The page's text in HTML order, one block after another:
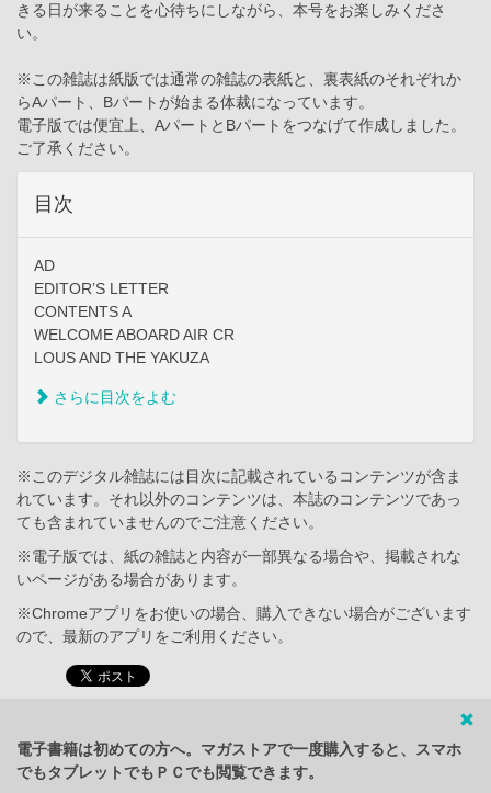
きる日が来ることを心待ちにしながら、本号をお楽しみくださ
い。
※この雑誌は紙版では通常の雑誌の表紙と、裏表紙のそれぞれか
らAパート、Bパートが始まる体裁になっています。
電子版では便宜上、AパートとBパートをつなげて作成しました。
ご了承ください。
目次
AD
EDITOR’S LETTER
CONTENTS A
WELCOME ABOARD AIR CR
LOUS AND THE YAKUZA
さらに目次をよむ
※このデジタル雑誌には目次に記載されているコンテンツが含ま
れています。それ以外のコンテンツは、本誌のコンテンツであっ
ても含まれていませんのでご注意ください。
※電子版では、紙の雑誌と内容が一部異なる場合や、掲載されな
いページがある場合があります。
※Chromeアプリをお使いの場合、購入できない場合がございます
ので、最新のアプリをご利用ください。
電子書籍は初めての方へ。マガストアで一度購入すると、スマホ
でもタブレットでもＰＣでも閲覧できます。